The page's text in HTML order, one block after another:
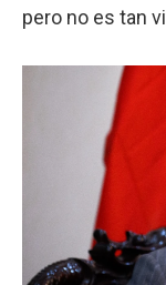
pero no es tan